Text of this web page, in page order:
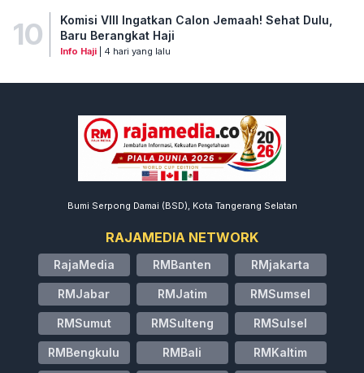
10
Komisi VIII Ingatkan Calon Jemaah! Sehat Dulu,
Baru Berangkat Haji
Info Haji| 4 hari yang lalu
Bumi Serpong Damai (BSD), Kota Tangerang Selatan
RAJAMEDIA NETWORK
RajaMedia RMBanten RMjakarta
RMJabar RMJatim RMSumsel
RMSumut RMSulteng RMSulsel
RMBengkulu RMBali RMKaltim